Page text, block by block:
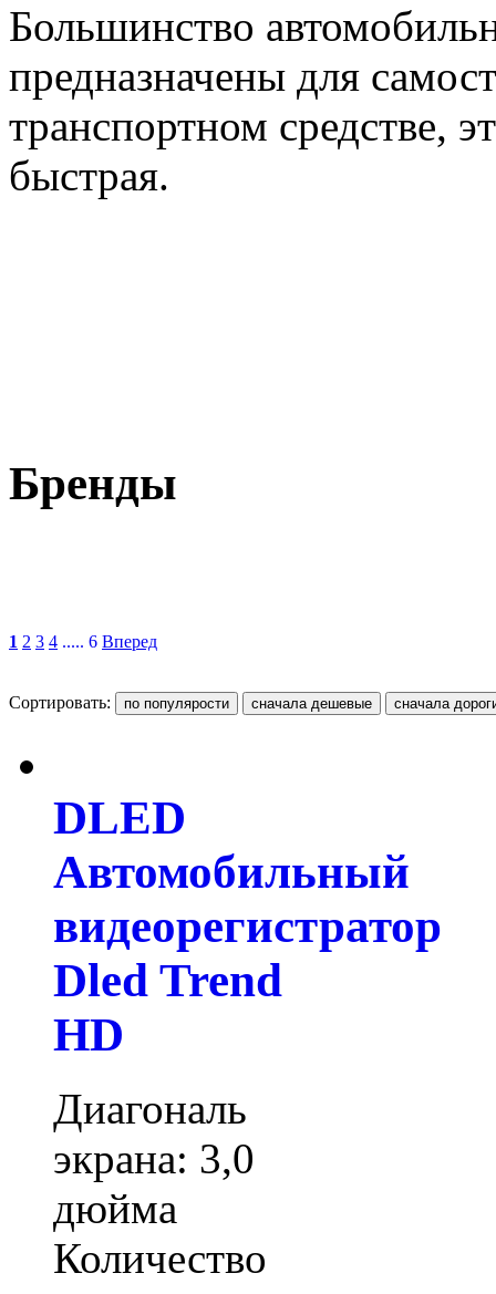
Большинство
предназначены для
транспортном средстве,
быстрая.
Бренды
1 2 3 4 ..... 6 Вперед
Сортировать:
DLED
Автомобильный
видеорегистратор
Dled Trend
HD
Диагональ
экрана: 3,0
дюйма
Количество